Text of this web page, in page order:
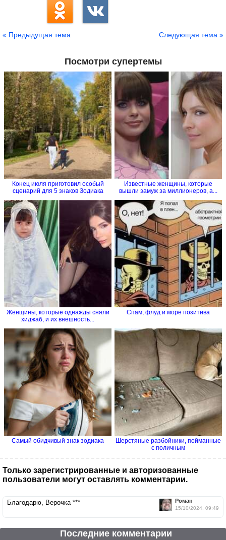
« Предыдущая тема Следующая тема »
Посмотри супертемы
Конец июля приготовил особый
сценарий для 5 знаков Зодиака
Известные женщины, которые
вышли замуж за миллионеров, а...
Женщины, которые однажды сняли
хиджаб, и их внешность...
Спам, флуд и море позитива
Самый обидчивый знак зодиака
Шерстяные разбойники, пойманные
с поличным
Только зарегистрированные и авторизованные
пользователи могут оставлять комментарии.
Роман
15/10/2024, 09:49
Благодарю, Верочка ***
Последние комментарии